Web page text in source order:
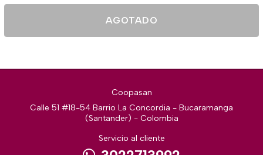
AGOTADO
Coopasan
Calle 51 #18-54 Barrio La Concordia - Bucaramanga
(Santander) - Colombia
Servicio al cliente